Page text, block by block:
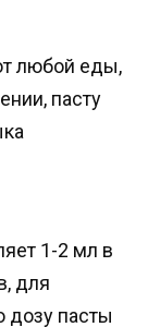
любой еды,
пасту
1-2 мл в
для
дозу пасты